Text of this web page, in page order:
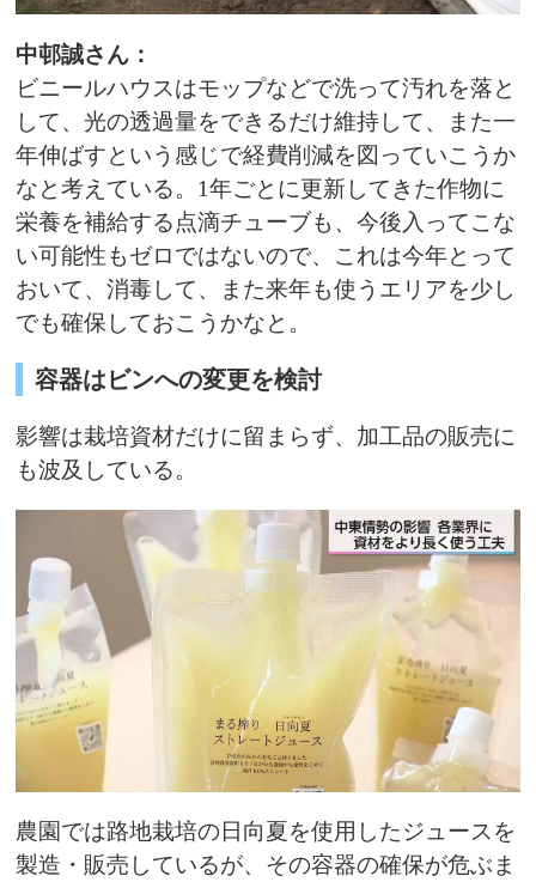
中邨誠さん：
ビニールハウスはモップなどで洗って汚れを落と
して、光の透過量をできるだけ維持して、また一
年伸ばすという感じで経費削減を図っていこうか
なと考えている。1年ごとに更新してきた作物に
栄養を補給する点滴チューブも、今後入ってこな
い可能性もゼロではないので、これは今年とって
おいて、消毒して、また来年も使うエリアを少し
でも確保しておこうかなと。
容器はビンへの変更を検討
影響は栽培資材だけに留まらず、加工品の販売に
も波及している。
農園では路地栽培の日向夏を使用したジュースを
製造・販売しているが、その容器の確保が危ぶま